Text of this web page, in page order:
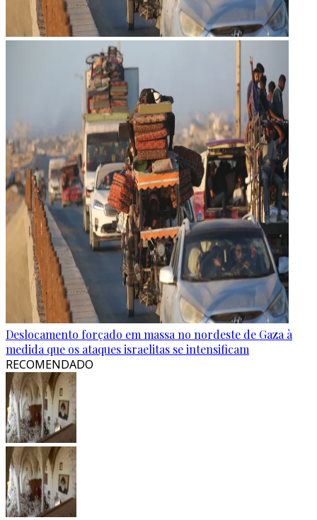
Deslocamento forçado em massa no nordeste de Gaza à
medida que os ataques israelitas se intensificam
RECOMENDADO